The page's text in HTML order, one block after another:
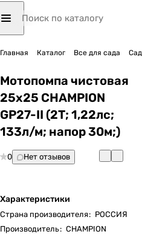
Главная Каталог Все для сада
Мотопомпа чистовая
25х25 CHAMPION
GP27-II (2Т; 1,22лс;
133л/м; напор 30м;)
0 Нет отзывов
Характеристики
Страна производителя: РОССИЯ
Производитель: CHAMPION